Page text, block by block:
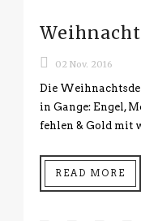
02 Nov. 2016
Die
in Gange: Engel,
fehlen & Gold mit
READ MORE